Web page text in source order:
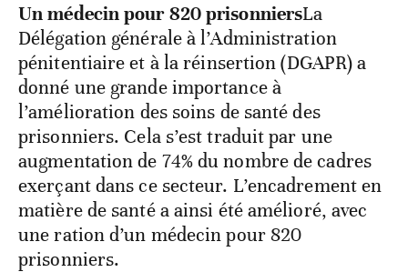
Un médecin pour 820 prisonniersLa
Délégation générale à l’Administration
pénitentiaire et à la réinsertion (DGAPR) a
donné une grande importance à
l’amélioration des soins de santé des
prisonniers. Cela s’est traduit par une
augmentation de 74% du nombre de cadres
exerçant dans ce secteur. L’encadrement en
matière de santé a ainsi été amélioré, avec
une ration d’un médecin pour 820
prisonniers.